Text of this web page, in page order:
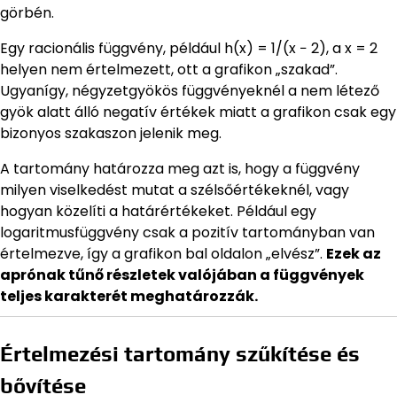
görbén.
Egy racionális függvény, például h(x) = 1/(x − 2), a x = 2
helyen nem értelmezett, ott a grafikon „szakad”.
Ugyanígy, négyzetgyökös függvényeknél a nem létező
gyök alatt álló negatív értékek miatt a grafikon csak egy
bizonyos szakaszon jelenik meg.
A tartomány határozza meg azt is, hogy a függvény
milyen viselkedést mutat a szélsőértékeknél, vagy
hogyan közelíti a határértékeket. Például egy
logaritmusfüggvény csak a pozitív tartományban van
értelmezve, így a grafikon bal oldalon „elvész”. Ezek az
aprónak tűnő részletek valójában a függvények
teljes karakterét meghatározzák.
Értelmezési tartomány szűkítése és
bővítése